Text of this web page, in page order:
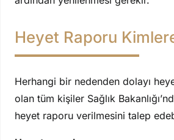
Heyet Raporu
Herhangi bir nedenden dolayı
olan tüm kişiler Sağlık
heyet raporu verilmesini talep